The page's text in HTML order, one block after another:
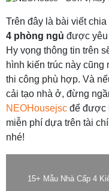
Trên đây là bài viết
4 phòng ngủ được yêu
Hy vọng thông tin trên
hình kiến trúc này
thi công phù hợp. Và
cải tạo nhà ở, đừng
NEOHousejsc để được
miễn phí dựa trên tài
nhé!
15+ Mẫu Nhà Cấp 4